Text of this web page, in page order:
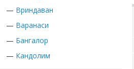
— Вриндаван
— Варанаси
— Бангалор
— Кандолим